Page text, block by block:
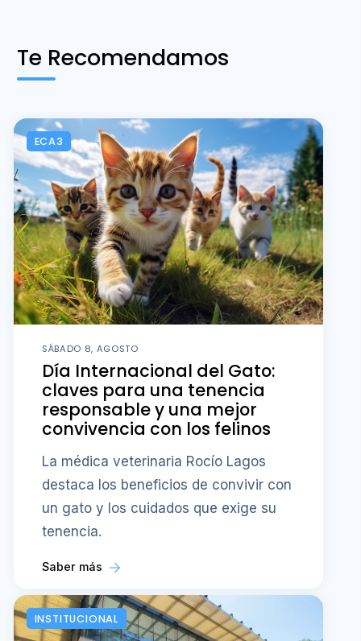
Te Recomendamos
ECA3
SÁBADO 8, AGOSTO
Día Internacional del Gato:
claves para una tenencia
responsable y una mejor
convivencia con los felinos
La médica veterinaria Rocío Lagos
destaca los beneficios de convivir con
un gato y los cuidados que exige su
tenencia.
Saber más
INSTITUCIONAL